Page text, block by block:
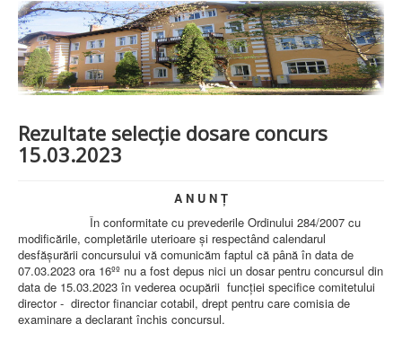
PREZENTARE
PREZENTARE SPITAL
ISTORIE
ACREDITĂRI/CERTIFICĂRI
CERTIFICAT ACREDITARE SPITAL
STRUCTURA SPITALULUI
SECŢIA OBSTETRICĂ GINECOLOGIE
SECŢIA CHIRURGIE
SECŢIA MEDICINĂ INTERNĂ
COMPARTIMENT PEDIATRIE
COMPARTIMENTUL DE PRIMIRE URGENȚE (CPU)
LABORATOARE
LABORATOR DE ANALIZE MEDICALE
LABORATOR DE RADIOLOGIE ŞI IMAGISTICĂ
MEDICALĂ
BLOC STERILIZARE
Rezultate selecție dosare concurs
15.03.2023
A N U N Ţ
În conformitate cu prevederile Ordinului 284/2007 cu
modificările, completările uterioare și respectând calendarul
desfășurării concursului vă comunicăm faptul că până în data de
07.03.2023 ora 16ºº nu a fost depus nici un dosar pentru concursul din
data de 15.03.2023 în vederea ocupării funcției specifice comitetului
director - director financiar cotabil, drept pentru care comisia de
examinare a declarant închis concursul.